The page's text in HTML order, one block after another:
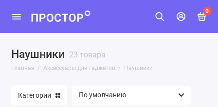
0
Наушники 23 товара
Главная Аксессуары для гаджетов Наушники
Акустика
Наушники
Категории